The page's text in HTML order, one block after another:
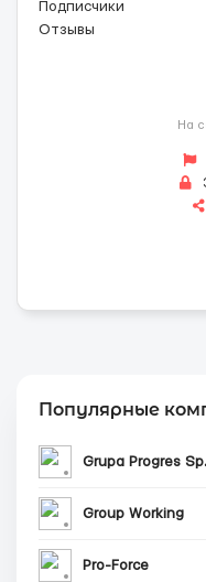
Подписчики
Отзывы
На
Популярные
Grupa Progres
Group Working
Pro-Force